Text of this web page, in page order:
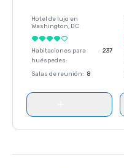
Hotel de lujo en
Washington, DC
Habitaciones para
huéspedes:
237
Salas de reunión: 8